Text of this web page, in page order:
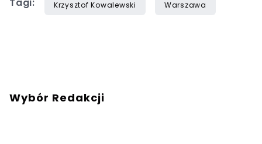
Krzysztof Kowalewski Warszawa
Wybór Redakcji